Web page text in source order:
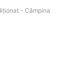
- Câmpina